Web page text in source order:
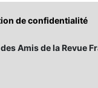
de confidentialité
Amis de la